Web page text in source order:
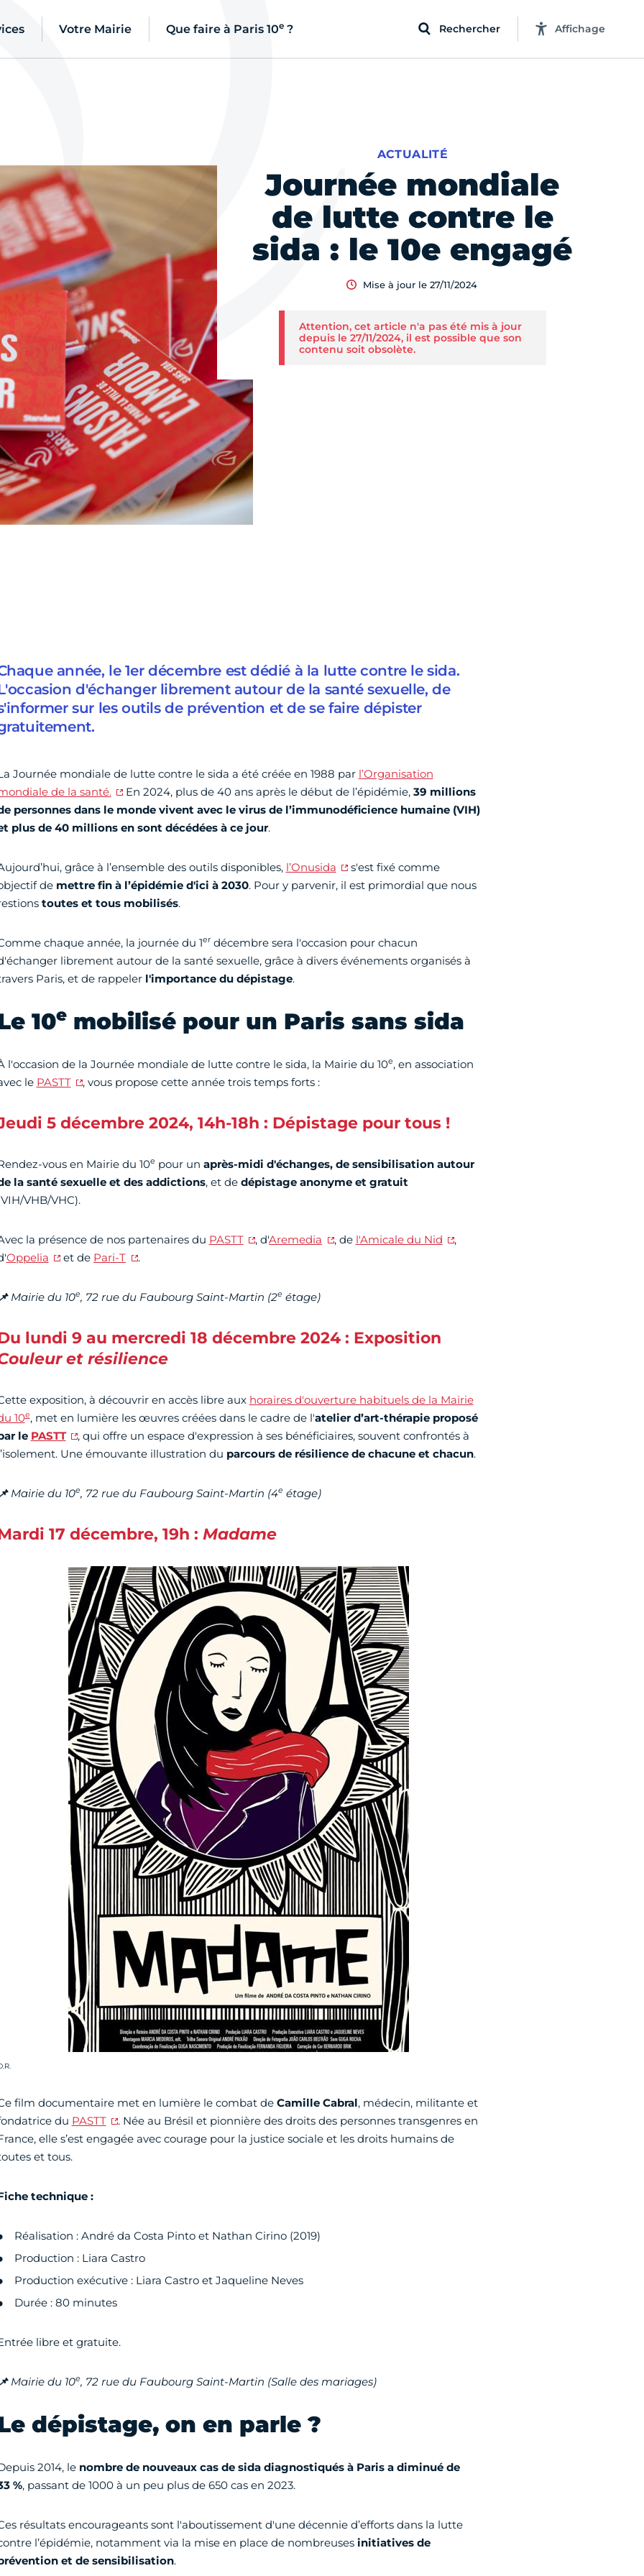
Votre Mairie Que faire à Paris 10e ? Rechercher Affichage
Journée mondiale
de lutte contre le
sida : le 10e engagé
ACTUALITÉ
Mise à jour le 27/11/2024
Attention, cet article n'a pas été mis à jour
depuis le 27/11/2024, il est possible que son
contenu soit obsolète.
année, le 1er décembre est dédié à la lutte contre le sida.
d'échanger librement autour de la santé sexuelle, de
sur les outils de prévention et de se faire dépister
Journée mondiale de lutte contre le sida a été créée en 1988 par l’Organisation
de la santé.
En 2024, plus de 40 ans après le début de l’épidémie,39 millions
personnes dans le monde vivent avec le virus de l’immunodéficience humaine (VIH)
plus de 40 millions en sont décédées à ce jour.
grâce à l’ensemble des outils disponibles, l’Onusida
s'est fixé comme
de mettre fin à l’épidémie d'ici à 2030. Pour y parvenir, il est primordial que nous
toutes et tous mobilisés.
chaque année, la journée du 1erdécembre sera l'occasion pour chacun
librement autour de la santé sexuelle, grâce à divers événements organisés à
Paris, et de rappeler l'importance du dépistage.
10emobilisé pour un Paris sans sida
l'occasion de la Journée mondiale de lutte contre le sida, la Mairie du 10e, en association
le PASTT , vous propose cette année trois temps forts :
5 décembre 2024, 14h-18h : Dépistage pour tous !
vous en Mairie du 10e pour un après-midi d'échanges, de sensibilisation autour
la santé sexuelle et des addictions, et de dépistage anonyme et gratuit
VHB/VHC).
la présence de nos partenaires du PASTT , d'Aremedia , de l'Amicale du Nid
,
Oppelia et de Pari-T .
Mairie du 10e, 72 rue du Faubourg Saint-Martin (2eétage)
lundi 9 au mercredi 18 décembre 2024 : Exposition
et résilience
exposition, à découvrir en accès libre aux horaires d'ouverture habituels de la Mairie
10e, met en lumière les œuvres créées dans le cadre de l'atelier d’art-thérapie proposé
le PASTT
, qui offre un espace d'expression à ses bénéficiaires, souvent confrontés à
Une émouvante illustration du parcours de résilience de chacune et chacun.
Mairie du 10e, 72 rue du Faubourg Saint-Martin (4eétage)
17 décembre, 19h : Madame
photo :
film documentaire met en lumière le combat de Camille Cabral, médecin, militante et
du PASTT
. Née au Brésil et pionnière des droits des personnes transgenres en
elle s’est engagée avec courage pour la justice sociale et les droits humains de
et tous.
technique :
Réalisation : André da Costa Pinto et Nathan Cirino (2019)
Production : Liara Castro
Production exécutive : Liara Castro et Jaqueline Neves
Durée : 80 minutes
libre et gratuite.
Mairie du 10e, 72 rue du Faubourg Saint-Martin (Salle des mariages)
dépistage, on en parle ?
2014, le nombre de nouveaux cas de sida diagnostiqués à Paris a diminué de
%, passant de 1000 à un peu plus de 650 cas en 2023.
résultats encourageants sont l'aboutissement d'une décennie d’efforts dans la lutte
l’épidémie, notamment via la mise en place de nombreuses initiatives de
et de sensibilisation.